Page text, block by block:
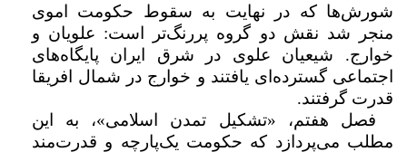
شورش‌ها که در نهایت به سقوط حکومت اموی
منجر شد نقش دو گروه پررنگ‌تر است: علویان و
خوارج. شیعیان علوی در شرق ایران پایگاه‌های
اجتماعی گسترده‌ای یافتند و خوارج در شمال افریقا
قدرت گرفتند.
فصل هفتم، «تشکیل تمدن اسلامی»، به این
مطلب می‌پردازد که حکومت یک‌پارچه و قدرت‌مند